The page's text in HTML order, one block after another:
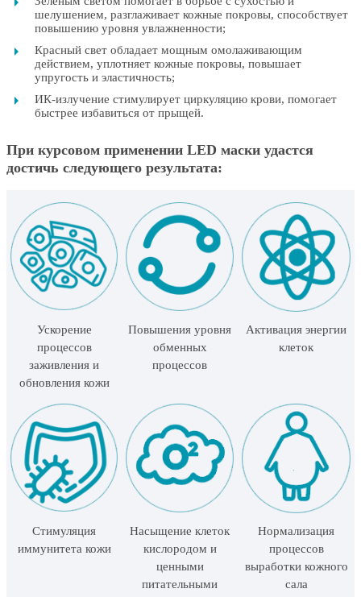
шелушением, разглаживает кожные покровы, способствует
повышению уровня увлажненности;
Красный свет обладает мощным омолаживающим
действием, уплотняет кожные покровы, повышает
упругость и эластичность;
ИК-излучение стимулирует циркуляцию крови, помогает
быстрее избавиться от прыщей.
При курсовом применении LED маски удастся
достичь следующего результата:
Ускорение
процессов
заживления и
обновления кожи
Повышения уровня
обменных
процессов
Активация энергии
клеток
Стимуляция
иммунитета кожи
Насыщение клеток
кислородом и
ценными
питательными
Нормализация
процессов
выработки кожного
сала